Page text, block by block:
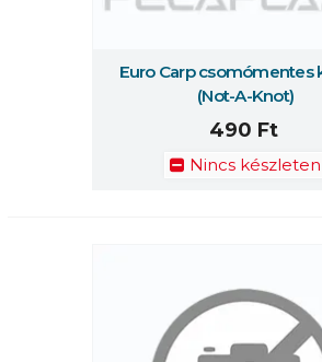
Euro Carp csomómentes
(Not-A-Knot)
490 Ft
Nincs készleten